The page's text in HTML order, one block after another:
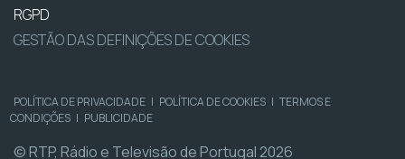
RGPD
GESTÃO DAS DEFINIÇÕES DE COOKIES
POLÍTICA DE PRIVACIDADE | POLÍTICA DE COOKIES | TERMOS E
CONDIÇÕES | PUBLICIDADE
© RTP, Rádio e Televisão de Portugal 2026